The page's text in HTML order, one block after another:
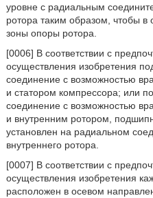
уровне с радиальным
ротора таким образом, чтобы в
зоны опоры ротора.
[0006] В соответствии с
осуществления изобретения
соединение с возможностью
и статором компрессора; или
соединение с возможностью
и внутренним ротором,
установлен на радиальном
внутреннего ротора.
[0007] В соответствии с
осуществления изобретения
расположен в осевом